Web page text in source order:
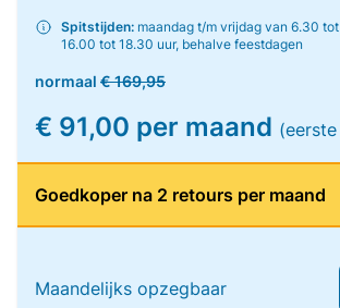
Spitstijden: maandag t/m vrijdag van 6.30
16.00 tot 18.30 uur, behalve feestdagen
normaal € 169,95
€ 91,00 per maand
Goedkoper na 2 retours per maand
Maandelijks opzegbaar